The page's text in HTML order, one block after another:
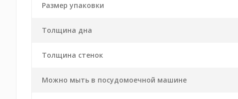
Размер упаковки
Толщина дна
Толщина стенок
Можно мыть в посудомоечной машине